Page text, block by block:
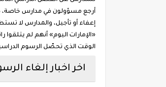
إعفاء أو تأجيل، والمدارس لا
الوقت الذي تحصّل الرسوم
اخر اخبار إلغاء